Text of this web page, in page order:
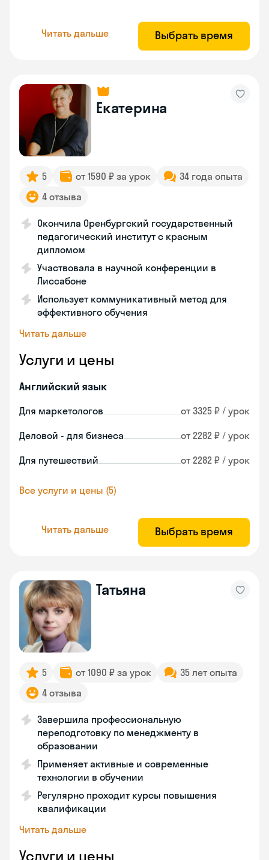
Читать дальше Выбрать время
Екатерина
5 от 1590 ₽ за урок
34 года опыта
4 отзыва
Окончила Оренбургский государственный
педагогический институт с красным
дипломом
Участвовала в научной конференции в
Лиссабоне
Использует коммуникативный метод для
эффективного обучения
Читать дальше
Услуги и цены
Английский язык
Для маркетологов от 3325 ₽ / урок
Деловой - для бизнеса от 2282 ₽ / урок
Для путешествий от 2282 ₽ / урок
Все услуги и цены (5)
Читать дальше Выбрать время
Татьяна
5 от 1090 ₽ за урок
35 лет опыта
4 отзыва
Завершила профессиональную
переподготовку по менеджменту в
образовании
Применяет активные и современные
технологии в обучении
Регулярно проходит курсы повышения
квалификации
Читать дальше
Услуги и цены